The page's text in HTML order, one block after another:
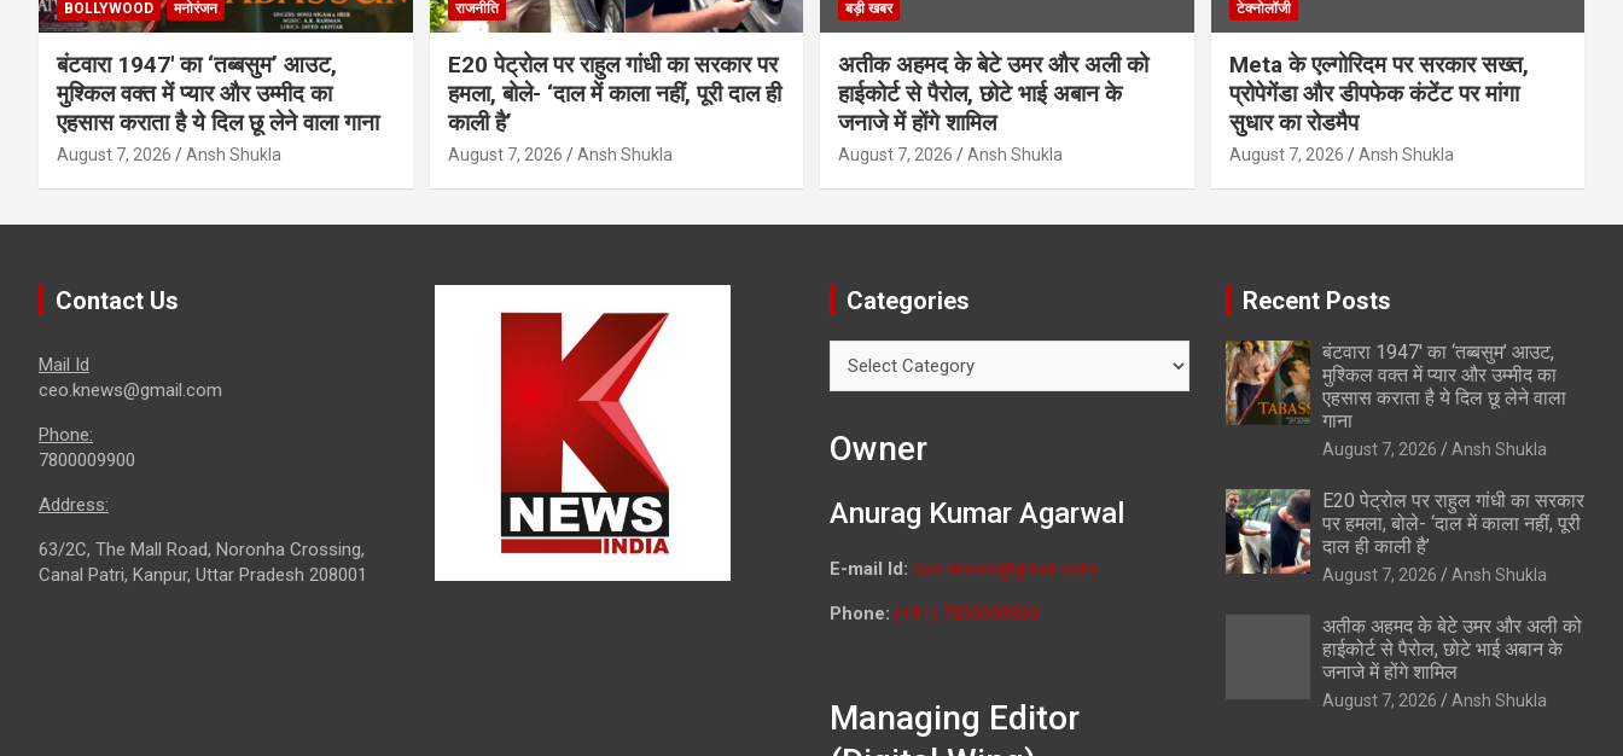
BOLLYWOOD मनोरंजन
बंटवारा 1947′ का ‘तब्बसुम’ आउट,
मुश्किल वक्त में प्यार और उम्मीद का
एहसास कराता है ये दिल छू लेने वाला गाना
August 7, 2026 Ansh Shukla
राजनीति
E20 पेट्रोल पर राहुल गांधी का सरकार पर
हमला, बोले- ‘दाल में काला नहीं, पूरी दाल ही
काली है’
August 7, 2026 Ansh Shukla
बड़ी खबर
अतीक अहमद के बेटे उमर और अली को
हाईकोर्ट से पैरोल, छोटे भाई अबान के
जनाजे में होंगे शामिल
August 7, 2026 Ansh Shukla
टेक्नोलॉजी
Meta के एल्गोरिदम पर सरकार सख्त,
प्रोपेगेंडा और डीपफेक कंटेंट पर मांगा
सुधार का रोडमैप
August 7, 2026 Ansh Shukla
Contact Us
Mail Id
ceo.knews@gmail.com
Phone:
7800009900
Address:
63/2C, The Mall Road, Noronha Crossing,
Canal Patri, Kanpur, Uttar Pradesh 208001
Categories
Owner
Anurag Kumar Agarwal
E-mail Id: ceo.knews@gmail.com
Phone: (+91) 7800009900
Managing Editor
Recent Posts
बंटवारा 1947′ का ‘तब्बसुम’ आउट,
मुश्किल वक्त में प्यार और उम्मीद का
एहसास कराता है ये दिल छू लेने वाला
गाना
August 7, 2026 Ansh Shukla
E20 पेट्रोल पर राहुल गांधी का सरकार
पर हमला, बोले- ‘दाल में काला नहीं, पूरी
दाल ही काली है’
August 7, 2026 Ansh Shukla
अतीक अहमद के बेटे उमर और अली को
हाईकोर्ट से पैरोल, छोटे भाई अबान के
जनाजे में होंगे शामिल
August 7, 2026 Ansh Shukla